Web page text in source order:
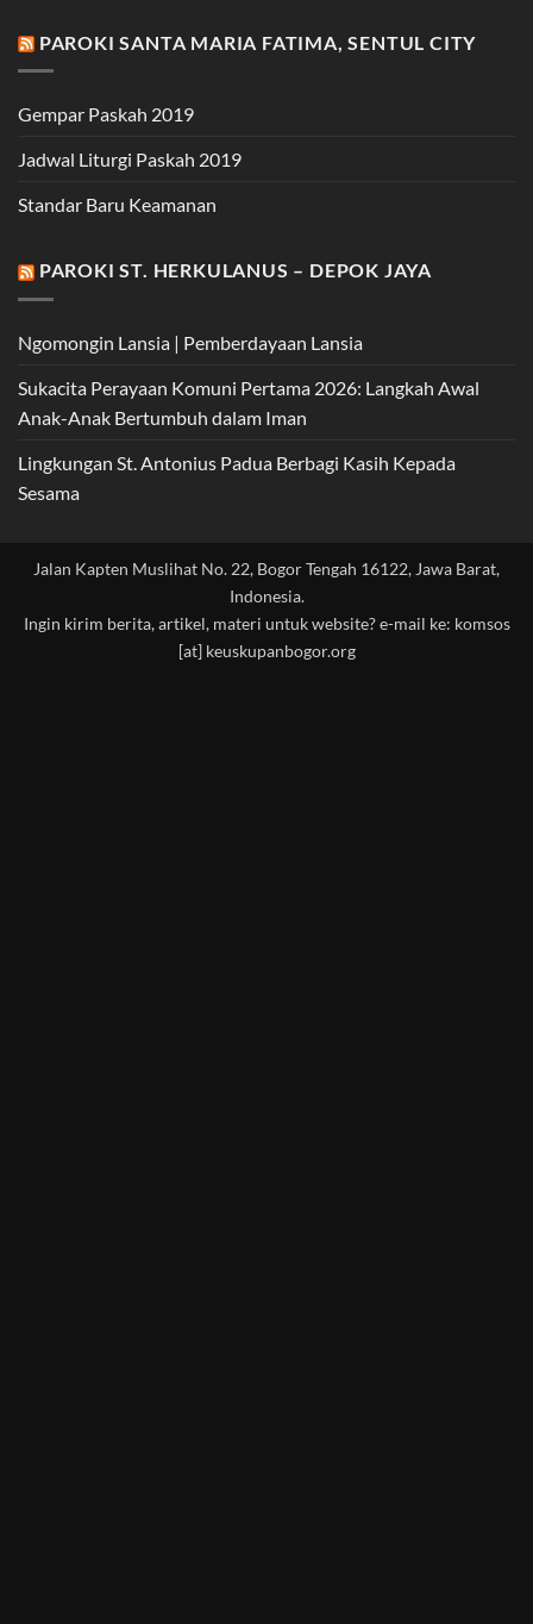
PAROKI SANTA MARIA FATIMA, SENTUL CITY
Gempar Paskah 2019
Jadwal Liturgi Paskah 2019
Standar Baru Keamanan
PAROKI ST. HERKULANUS – DEPOK JAYA
Ngomongin Lansia | Pemberdayaan Lansia
Sukacita Perayaan Komuni Pertama 2026: Langkah Awal
Anak-Anak Bertumbuh dalam Iman
Lingkungan St. Antonius Padua Berbagi Kasih Kepada
Sesama
Jalan Kapten Muslihat No. 22, Bogor Tengah 16122, Jawa Barat,
Indonesia.
Ingin kirim berita, artikel, materi untuk website? e-mail ke: komsos
[at] keuskupanbogor.org